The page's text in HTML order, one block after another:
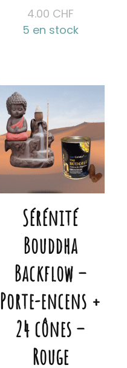
4.00 CHF
5 en stock
Sérénité
Bouddha
Backflow –
Porte-encens +
24 cônes –
Rouge